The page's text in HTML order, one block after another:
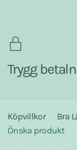
Trygg
Köpvillkor Bra
Önska produkt